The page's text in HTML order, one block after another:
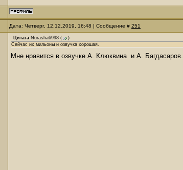
Дата: Четверг, 12.12.2019, 16:48 | Сообщение # 251
Цитата Nurasha6998 (
)
Сейчас их мильоны и озвучка хорошая.
Мне нравится в озвучке А. Клюквина и А.